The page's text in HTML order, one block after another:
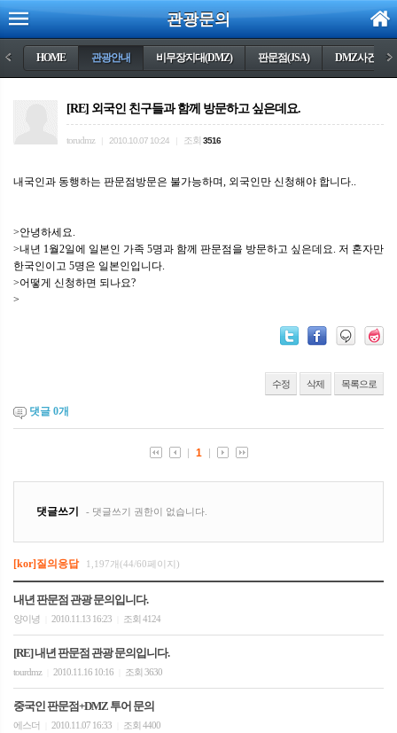
관광문의
< HOME 관광안내 비무장지대(DMZ) 판문점(JSA) DMZ사건들 >
[RE] 외국인 친구들과 함께 방문하고 싶은데요.
torudmz 2010.10.07 10:24 조회 3516
내국인과 동행하는 판문점방문은 불가능하며, 외국인만 신청해야 합니다..
>안녕하세요.
>내년 1월2일에 일본인 가족 5명과 함께 판문점을 방문하고 싶은데요. 저 혼자만
한국인이고 5명은 일본인입니다.
>어떻게 신청하면 되나요?
>
수정 삭제 목록으로
댓글 0개
[kor]질의응답 1,197개(44/60페이지)
내년 판문점 관광 문의입니다.
양이녕 2010.11.13 16:23 조회 4124
[RE] 내년 판문점 관광 문의입니다.
tourdmz 2010.11.16 10:16 조회 3630
중국인 판문점+DMZ 투어 문의
에스더 2010.11.07 16:33 조회 4400